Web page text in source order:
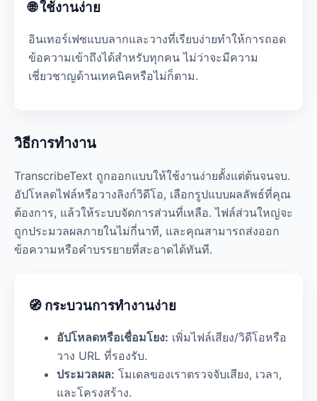
🌐 ใช้งานง่าย
อินเทอร์เฟซแบบลากและวางที่เรียบง่ายทำให้การถอด
ข้อความเข้าถึงได้สำหรับทุกคน ไม่ว่าจะมีความ
เชี่ยวชาญด้านเทคนิคหรือไม่ก็ตาม.
วิธีการทำงาน
TranscribeText ถูกออกแบบให้ใช้งานง่ายตั้งแต่ต้นจนจบ.
อัปโหลดไฟล์หรือวางลิงก์วิดีโอ, เลือกรูปแบบผลลัพธ์ที่คุณ
ต้องการ, แล้วให้ระบบจัดการส่วนที่เหลือ. ไฟล์ส่วนใหญ่จะ
ถูกประมวลผลภายในไม่กี่นาที, และคุณสามารถส่งออก
ข้อความหรือคำบรรยายที่สะอาดได้ทันที.
🧭 กระบวนการทำงานง่าย
อัปโหลดหรือเชื่อมโยง: เพิ่มไฟล์เสียง/วิดีโอหรือ
วาง URL ที่รองรับ.
ประมวลผล: โมเดลของเราตรวจจับเสียง, เวลา,
และโครงสร้าง.